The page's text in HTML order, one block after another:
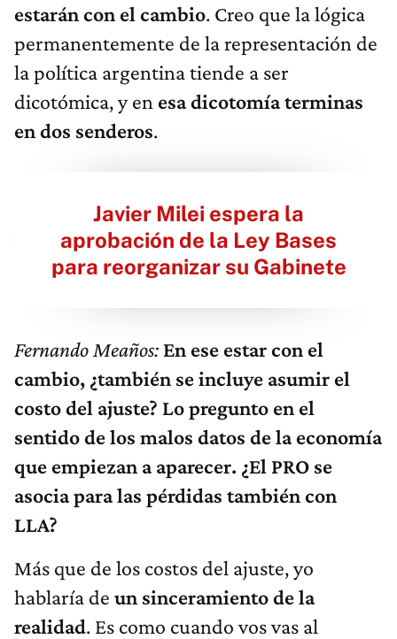
estarán con el cambio. Creo que la lógica
permanentemente de la representación de
la política argentina tiende a ser
dicotómica, y en esa dicotomía terminas
en dos senderos.
Javier Milei espera la
aprobación de la Ley Bases
para reorganizar su Gabinete
Fernando Meaños: En ese estar con el
cambio, ¿también se incluye asumir el
costo del ajuste? Lo pregunto en el
sentido de los malos datos de la economía
que empiezan a aparecer. ¿El PRO se
asocia para las pérdidas también con
LLA?
Más que de los costos del ajuste, yo
hablaría de un sinceramiento de la
realidad. Es como cuando vos vas al